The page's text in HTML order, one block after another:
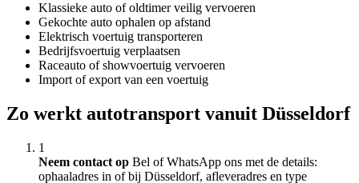
Klassieke auto of oldtimer veilig vervoeren
Gekochte auto ophalen op afstand
Elektrisch voertuig transporteren
Bedrijfsvoertuig verplaatsen
Raceauto of showvoertuig vervoeren
Import of export van een voertuig
Zo werkt autotransport vanuit Düsseldorf
1
Neem contact op Bel of WhatsApp ons met de details:
ophaaladres in of bij Düsseldorf, afleveradres en type